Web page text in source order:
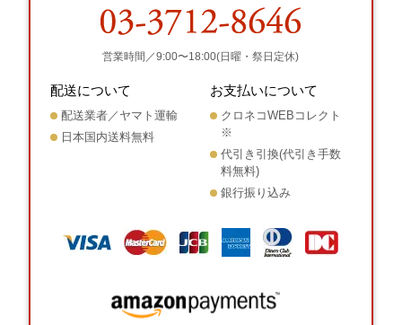
営業時間／9:00〜18:00(日曜・祭日定休)
配送について
配送業者／ヤマト運輸
日本国内送料無料
お支払いについて
クロネコWEBコレクト
※
代引き引換(代引き手数
料無料)
銀行振り込み